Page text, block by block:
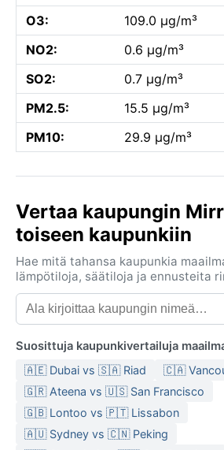
O3:
109.0 µg/m³
NO2:
0.6 µg/m³
SO2:
0.7 µg/m³
PM2.5:
15.5 µg/m³
PM10:
29.9 µg/m³
Vertaa kaupungin
toiseen kaupunkiin
Hae mitä tahansa kaupunkia
lämpötiloja, säätiloja ja ennusteita
Suosittuja kaupunkivertailuja
🇦🇪 Dubai vs 🇸🇦 Riad
🇨🇦
🇬🇷 Ateena vs 🇺🇸 San Francisco
🇬🇧 Lontoo vs 🇵🇹 Lissabon
🇦🇺 Sydney vs 🇨🇳 Peking